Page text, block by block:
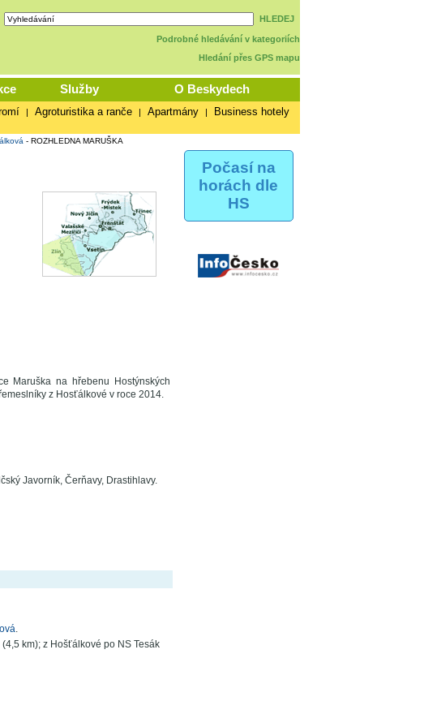
HLEDEJ
Podrobné hledávání v kategoriích
Hledání přes GPS mapu
Služby O Beskydech
| Agroturistika a ranče | Apartmány | Business hotely
- ROZHLEDNA MARUŠKA
Maruška na hřebenu Hostýnských
z Hosťálkové v roce 2014.
Javorník, Čerňavy, Drastihlavy.
.
km); z Hošťálkové po NS Tesák
Počasí na
horách dle
HS